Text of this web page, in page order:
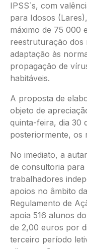
IPSS`s, com
para Idosos
máximo de 75 000
reestruturação dos
adaptação às
propagação de
habitáveis.
A proposta de
objeto de
quinta-feira, dia 30
posteriormente, os
No imediato, a
de consultoria para
trabalhadores
apoios no âmbito
Regulamento de
apoia 516 alunos
de 2,00 euros por
terceiro período